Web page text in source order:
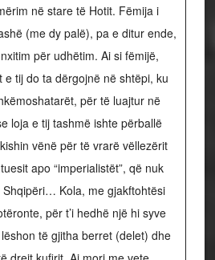
në stare të Hotit. Fëmija i
(me dy palë), pa e ditur ende,
për udhëtim. Ai si fëmijë,
e tij do ta dërgojnë në shtëpi, ku
për të luajtur në
loja e tij tashmë ishte përballë
vënë për të vrarë vëllezërit
apo “imperialistët”, që nuk
Kola, me gjakftohtësi
për t’i hedhë një hi syve
të gjitha berret (delet) dhe